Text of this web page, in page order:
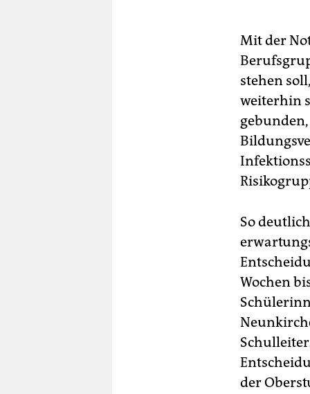
Mit der
stehen
weiterhin
So
Wochen
der